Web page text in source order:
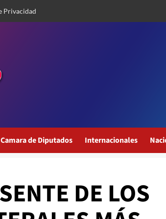
Privacidad
Camara de Diputados Internacionales
DE LOS